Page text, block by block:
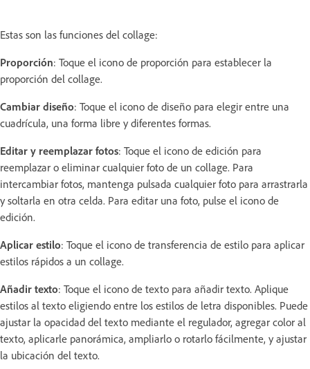
Estas son las funciones del collage:
Proporción: Toque el icono de proporción para establecer la
proporción del collage.
Cambiar diseño: Toque el icono de diseño para elegir entre una
cuadrícula, una forma libre y diferentes formas.
Editar y reemplazar fotos: Toque el icono de edición para
reemplazar o eliminar cualquier foto de un collage. Para
intercambiar fotos, mantenga pulsada cualquier foto para arrastrarla
y soltarla en otra celda. Para editar una foto, pulse el icono de
edición.
Aplicar estilo: Toque el icono de transferencia de estilo para aplicar
estilos rápidos a un collage.
Añadir texto: Toque el icono de texto para añadir texto. Aplique
estilos al texto eligiendo entre los estilos de letra disponibles. Puede
ajustar la opacidad del texto mediante el regulador, agregar color al
texto, aplicarle panorámica, ampliarlo o rotarlo fácilmente, y ajustar
la ubicación del texto.